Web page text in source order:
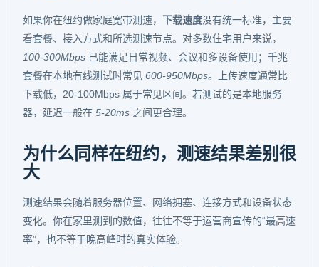
如果你在纽约做家庭宽带测速， 下载速度没有统一标准，主要
看套餐、接入方式和所选测速节点。对多数住宅用户来说，
100-300Mbps 已能满足日常视频、会议和多设备使用；千兆
套餐在本地有线测试时常见 600-950Mbps。上传速度通常比
下载低，20-100Mbps 属于常见区间。若测试的是本地服务
器，延迟一般在 5-20ms 之间更合理。
为什么同样在纽约，测速结果差别很
大
测速结果会随着服务器位置、网络拥塞、连接方式和设备状态
变化。你在家里测到的数值，往往不等于运营商宣传的“最高速
率”，也不等于晚高峰时的真实体验。